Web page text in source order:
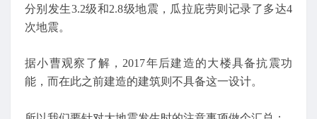
分别发生3.2级和2.8级地震，瓜拉庇劳则记录了多达4
次地震。
据小曹观察了解，2017年后建造的大楼具备抗震功
能，而在此之前建造的建筑则不具备这一设计。